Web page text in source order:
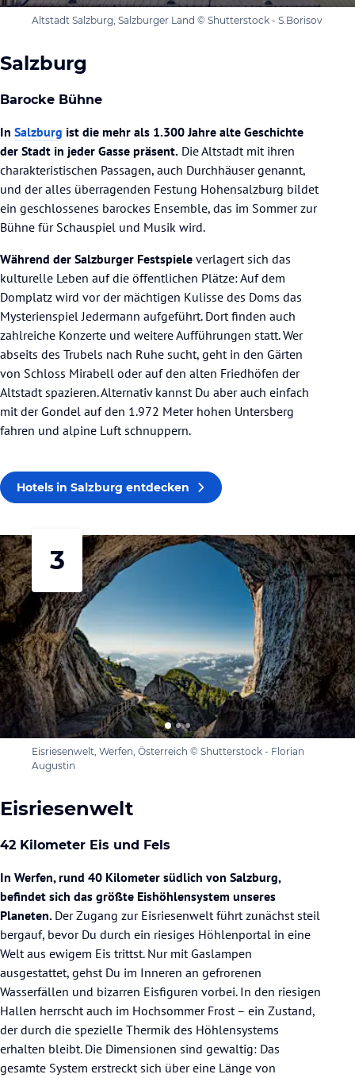
Altstadt Salzburg, Salzburger Land © Shutterstock - S.Borisov
Salzburg
Barocke Bühne
In Salzburg ist die mehr als 1.300 Jahre alte Geschichte
der Stadt in jeder Gasse präsent. Die Altstadt mit ihren
charakteristischen Passagen, auch Durchhäuser genannt,
und der alles überragenden Festung Hohensalzburg bildet
ein geschlossenes barockes Ensemble, das im Sommer zur
Bühne für Schauspiel und Musik wird.
Während der Salzburger Festspiele verlagert sich das
kulturelle Leben auf die öffentlichen Plätze: Auf dem
Domplatz wird vor der mächtigen Kulisse des Doms das
Mysterienspiel Jedermann aufgeführt. Dort finden auch
zahlreiche Konzerte und weitere Aufführungen statt. Wer
abseits des Trubels nach Ruhe sucht, geht in den Gärten
von Schloss Mirabell oder auf den alten Friedhöfen der
Altstadt spazieren. Alternativ kannst Du aber auch einfach
mit der Gondel auf den 1.972 Meter hohen Untersberg
fahren und alpine Luft schnuppern.
Hotels in Salzburg entdecken
3
Eisriesenwelt, Werfen, Österreich © Shutterstock - Florian
Augustin
Eisriesenwelt
42 Kilometer Eis und Fels
In Werfen, rund 40 Kilometer südlich von Salzburg,
befindet sich das größte Eishöhlensystem unseres
Planeten. Der Zugang zur Eisriesenwelt führt zunächst steil
bergauf, bevor Du durch ein riesiges Höhlenportal in eine
Welt aus ewigem Eis trittst. Nur mit Gaslampen
ausgestattet, gehst Du im Inneren an gefrorenen
Wasserfällen und bizarren Eisfiguren vorbei. In den riesigen
Hallen herrscht auch im Hochsommer Frost – ein Zustand,
der durch die spezielle Thermik des Höhlensystems
erhalten bleibt. Die Dimensionen sind gewaltig: Das
gesamte System erstreckt sich über eine Länge von